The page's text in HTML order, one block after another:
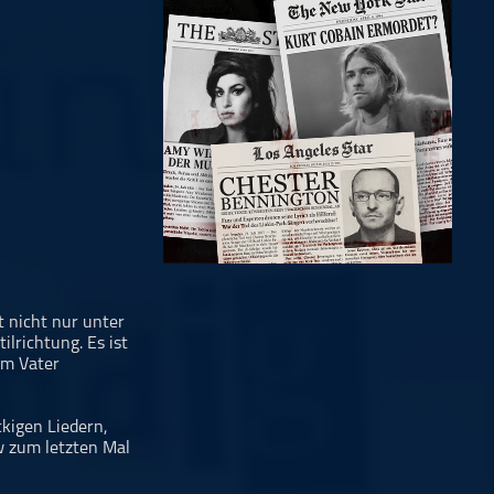
nicht nur unter
Es ist
Vater
Liedern,
zum letzten Mal